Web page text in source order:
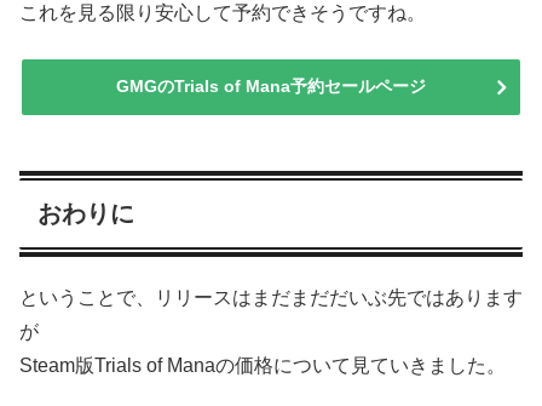
これを見る限り安心して予約できそうですね。
GMGのTrials of Mana予約セールページ
おわりに
ということで、リリースはまだまだだいぶ先ではあります
が
Steam版Trials of Manaの価格について見ていきました。